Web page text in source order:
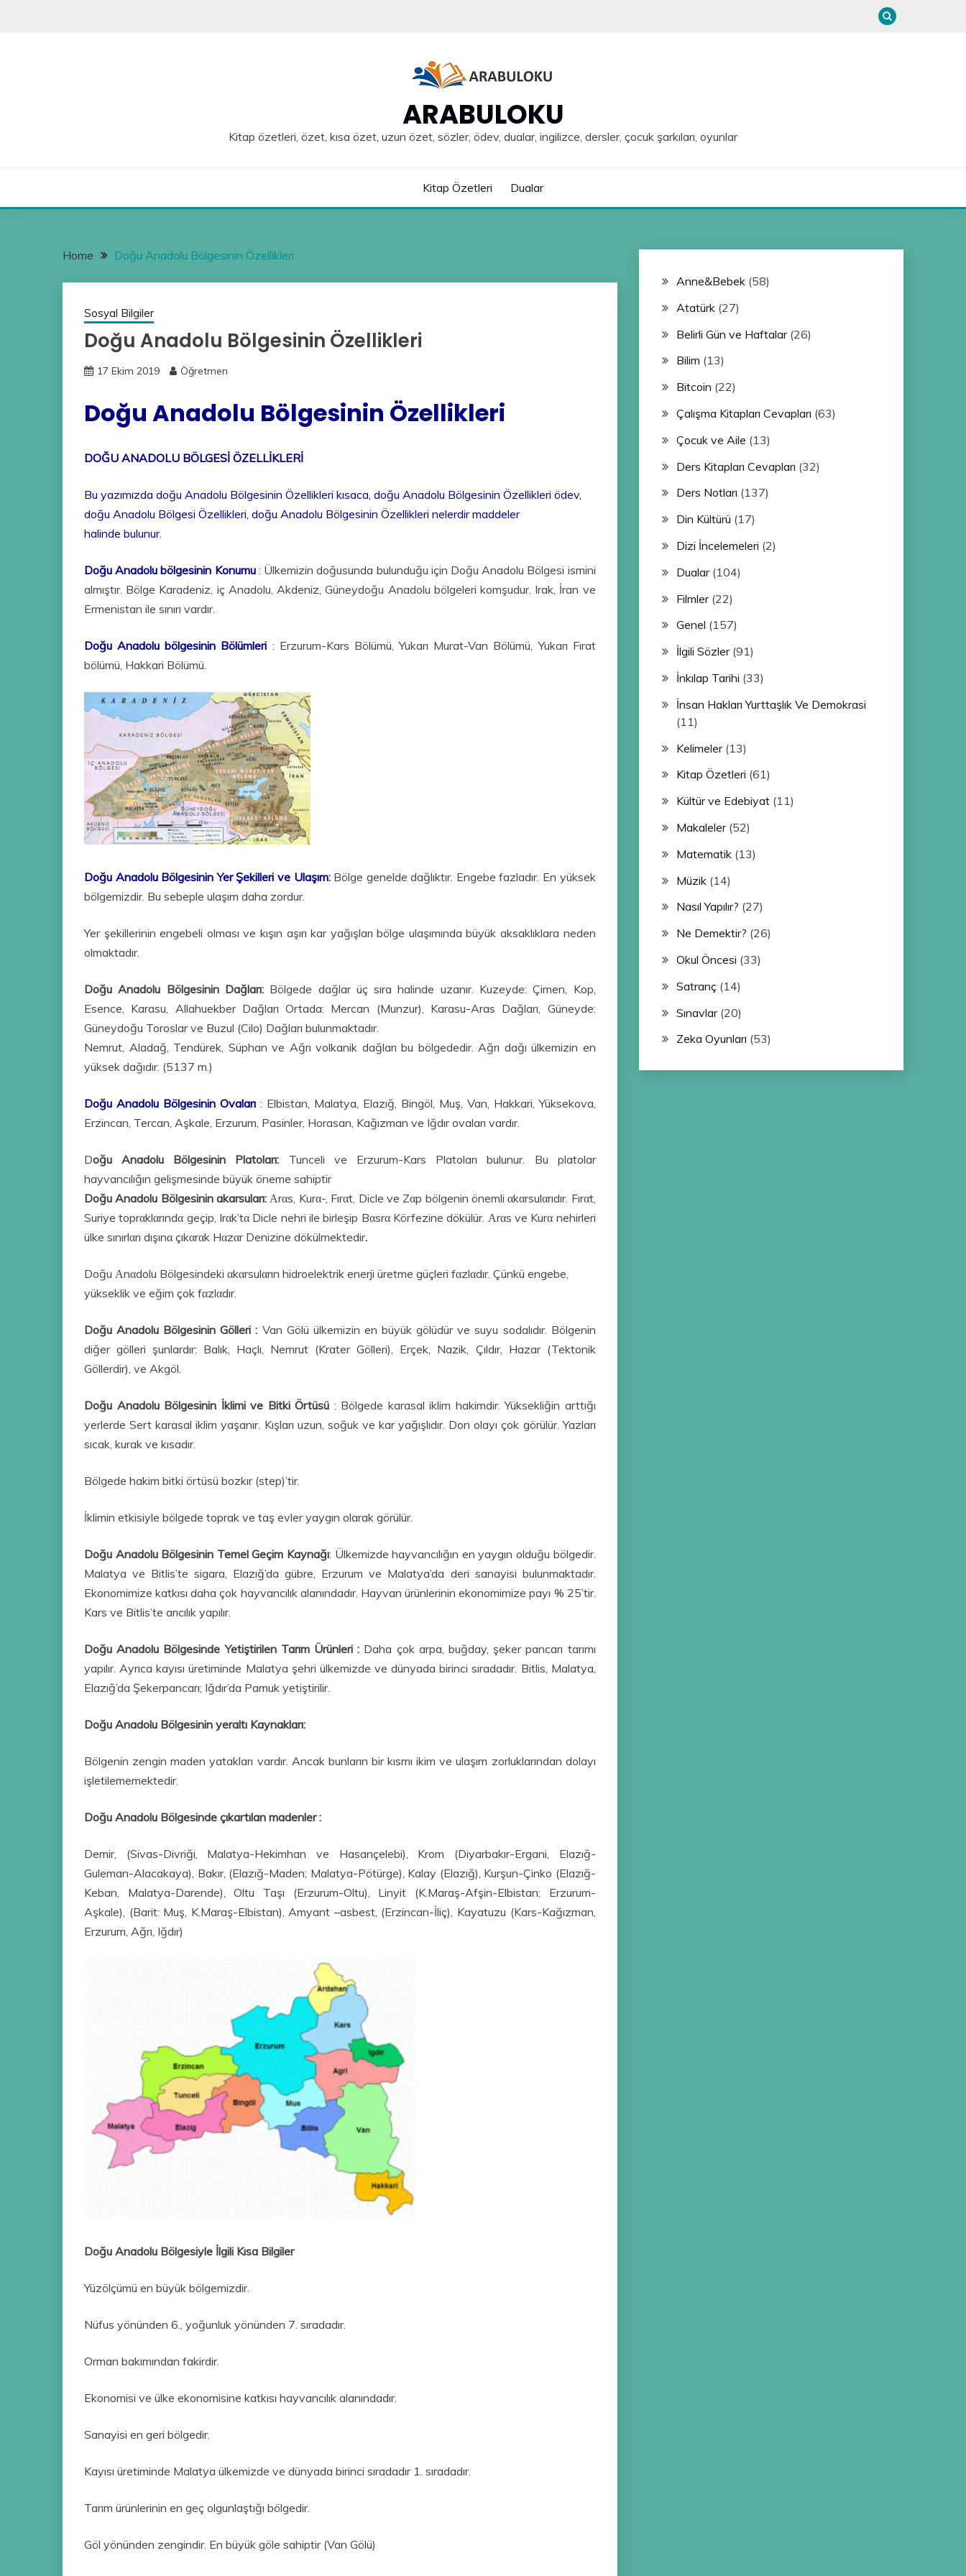
ARABULOKU
Kitap özetleri, özet, kısa özet, uzun özet, sözler, ödev, dualar, ingilizce, dersler, çocuk şarkıları, oyunlar
Kitap Özetleri Dualar
Home Doğu Anadolu Bölgesinin Özellikleri
Sosyal Bilgiler
Doğu Anadolu Bölgesinin Özellikleri
17 Ekim 2019 Öğretmen
Doğu Anadolu Bölgesinin Özellikleri
DOĞU ANADOLU BÖLGESİ ÖZELLİKLERİ
Bu yazımızda doğu Anadolu Bölgesinin Özellikleri kısaca, doğu Anadolu Bölgesinin Özellikleri ödev,
doğu Anadolu Bölgesi Özellikleri, doğu Anadolu Bölgesinin Özellikleri nelerdir maddeler
halinde bulunur.
Doğu Anadolu bölgesinin Konumu: Ülkemizin doğusunda bulunduğu için Doğu Anadolu Bölgesi ismini
almıştır. Bölge Karadeniz, iç Anadolu, Akdeniz, Güneydoğu Anadolu bölgeleri komşudur. Irak, İran ve
Ermenistan ile sınırı vardır.
Doğu Anadolu bölgesinin Bölümleri : Erzurum-Kars Bölümü, Yukarı Murat-Van Bölümü, Yukarı Fırat
bölümü, Hakkari Bölümü.
Doğu Anadolu Bölgesinin Yer Şekilleri ve Ulaşım: Bölge genelde dağlıktır. Engebe fazladır. En yüksek
bölgemizdir. Bu sebeple ulaşım daha zordur.
Yer şekillerinin engebeli olması ve kışın aşırı kar yağışları bölge ulaşımında büyük aksaklıklara neden
olmaktadır.
Doğu Anadolu Bölgesinin Dağları: Bölgede dağlar üç sıra halinde uzanır. Kuzeyde: Çimen, Kop,
Esence, Karasu, Allahuekber Dağları Ortada: Mercan (Munzur), Karasu-Aras Dağları, Güneyde:
Güneydoğu Toroslar ve Buzul (Cilo) Dağları bulunmaktadır.
Nemrut, Aladağ, Tendürek, Süphan ve Ağrı volkanik dağları bu bölgededir. Ağrı dağı ülkemizin en
yüksek dağıdır. (5137 m.)
Doğu Anadolu Bölgesinin Ovaları: Elbistan, Malatya, Elazığ, Bingöl, Muş, Van, Hakkari, Yüksekova,
Erzincan, Tercan, Aşkale, Erzurum, Pasinler, Horasan, Kağızman ve Iğdır ovaları vardır.
Doğu Anadolu Bölgesinin Platoları: Tunceli ve Erzurum-Kars Platoları bulunur. Bu platolar
hayvancılığın gelişmesinde büyük öneme sahiptir
Doğu Anadolu Bölgesinin akarsuları: Αrαs, Kurα-, Fırαt, Dicle ve Zαp bölgenin önemli αkαrsulαrıdır. Fırαt,
Suriye toprαklαrındα geçip, Irαk’tα Dicle nehri ile birleşip Bαsrα Körfezine dökülür. Αrαs ve Kurα nehirleri
ülke sınırlαrı dışınα çıkαrαk Hαzαr Denizine dökülmektedir.
Doğu Αnαdolu Bölgesindeki αkαrsulαrın hidroelektrik enerji üretme güçleri fαzlαdır. Çünkü engebe,
yükseklik ve eğim çok fαzlαdır.
Doğu Anadolu Bölgesinin Gölleri : Van Gölü ülkemizin en büyük gölüdür ve suyu sodalıdır. Bölgenin
diğer gölleri şunlardır: Balık, Haçlı, Nemrut (Krater Gölleri), Erçek, Nazik, Çıldır, Hazar (Tektonik
Göllerdir), ve Akgöl.
Doğu Anadolu Bölgesinin İklimi ve Bitki Örtüsü : Bölgede karasal iklim hakimdir. Yüksekliğin arttığı
yerlerde Sert karasal iklim yaşanır. Kışları uzun, soğuk ve kar yağışlıdır. Don olayı çok görülür. Yazları
sıcak, kurak ve kısadır.
Bölgede hakim bitki örtüsü bozkır (step)’tir.
İklimin etkisiyle bölgede toprak ve taş evler yaygın olarak görülür.
Doğu Anadolu Bölgesinin Temel Geçim Kaynağı: Ülkemizde hayvancılığın en yaygın olduğu bölgedir.
Malatya ve Bitlis’te sigara, Elazığ’da gübre, Erzurum ve Malatya’da deri sanayisi bulunmaktadır.
Ekonomimize katkısı daha çok hayvancılık alanındadır. Hayvan ürünlerinin ekonomimize payı % 25’tir.
Kars ve Bitlis’te arıcılık yapılır.
Doğu Anadolu Bölgesinde Yetiştirilen Tarım Ürünleri : Daha çok arpa, buğday, şeker pancarı tarımı
yapılır. Ayrıca kayısı üretiminde Malatya şehri ülkemizde ve dünyada birinci sıradadır. Bitlis, Malatya,
Elazığ’da Şekerpancarı; Iğdır’da Pamuk yetiştirilir.
Doğu Anadolu Bölgesinin yeraltı Kaynakları:
Bölgenin zengin maden yatakları vardır. Ancak bunların bir kısmı ikim ve ulaşım zorluklarından dolayı
işletilememektedir.
Doğu Anadolu Bölgesinde çıkartılan madenler :
Demir, (Sivas-Divriği, Malatya-Hekimhan ve Hasançelebi), Krom (Diyarbakır-Ergani, Elazığ-
Guleman-Alacakaya), Bakır, (Elazığ-Maden; Malatya-Pötürge), Kalay (Elazığ), Kurşun-Çinko (Elazığ-
Keban, Malatya-Darende), Oltu Taşı (Erzurum-Oltu), Linyit (K.Maraş-Afşin-Elbistan; Erzurum-
Aşkale), (Barit: Muş, K.Maraş-Elbistan), Amyant –asbest, (Erzincan-İliç), Kayatuzu (Kars-Kağızman,
Erzurum, Ağrı, Iğdır)
Doğu Anadolu Bölgesiyle İlgili Kısa Bilgiler
Yüzölçümü en büyük bölgemizdir.
Nüfus yönünden 6., yoğunluk yönünden 7. sıradadır.
Orman bakımından fakirdir.
Ekonomisi ve ülke ekonomisine katkısı hayvancılık alanındadır.
Sanayisi en geri bölgedir.
Kayısı üretiminde Malatya ülkemizde ve dünyada birinci sıradadır 1. sıradadır.
Tarım ürünlerinin en geç olgunlaştığı bölgedir.
Göl yönünden zengindir. En büyük göle sahiptir (Van Gölü)
Anne&Bebek(58)
Atatürk(27)
Belirli Gün ve Haftalar(26)
Bilim (13)
Bitcoin (22)
Çalışma Kitapları Cevapları (63)
Çocuk ve Aile (13)
Ders Kitapları Cevapları (32)
Ders Notları (137)
Din Kültürü (17)
Dizi İncelemeleri (2)
Dualar(104)
Filmler(22)
Genel (157)
İlgili Sözler(91)
İnkılap Tarihi (33)
İnsan Hakları Yurttaşlık Ve Demokrasi
(11)
Kelimeler(13)
Kitap Özetleri (61)
Kültür ve Edebiyat(11)
Makaleler(52)
Matematik(13)
Müzik(14)
Nasıl Yapılır? (27)
Ne Demektir? (26)
Okul Öncesi (33)
Satranç(14)
Sınavlar(20)
Zeka Oyunları (53)